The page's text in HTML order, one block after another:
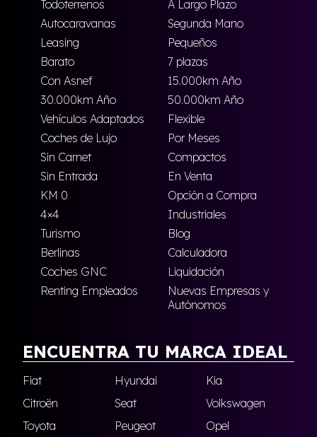
Todoterrenos
A Largo Plazo
Autocaravanas
Segunda Mano
Leasing
Pequeños
Barato
7 plazas
Con Asnef
15.000km Año
30.000km Año
50.000km Año
Vehículos Adaptados
Flexible
Coches de Lujo
Por Meses
Sin Carnet
Compactos
Sin Entrada
En Venta
KM 0
Opción a Compra
4×4
Industriales
Turismo
Blog
Berlinas
Calculadora
Coches GNC
Liquidación
Renting Empleados
Nuevas Empresas y
Autónomos
ENCUENTRA TU MARCA IDEAL
Fiat Hyundai
Kia
Citroën
Seat
Volkswagen
Toyota
Peugeot Opel